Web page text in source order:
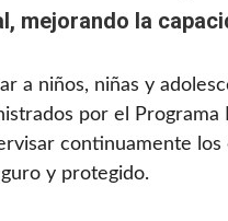
mejorando la
a niños, niñas y
por el Programa
continuamente
y protegido.